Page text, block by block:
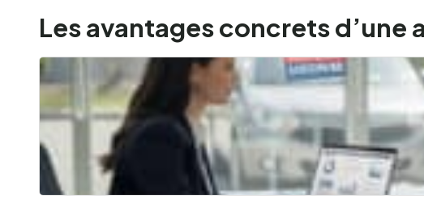
Les avantages concrets